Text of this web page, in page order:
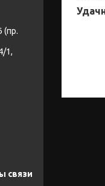
(пр.
1,